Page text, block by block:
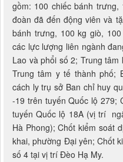
gồm: 100 chiếc bánh
đoàn đã đến động viên và
bánh trưng, 100 kg giò,
các lực lượng liên ngành
Lao và phổi số 2; Trung
Trung tâm y tế thành phố;
cách ly trụ sở Ban chỉ huy
-19 trên tuyến Quốc lộ 279;
tuyến Quốc lộ 18A (vị trí
Hà Phong); Chốt kiểm soát
khai, phường Đại yên; Chốt
số 4 tại vị trí Đèo Hạ My.